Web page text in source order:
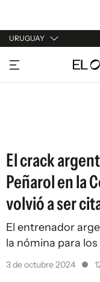
URUGUAY
URUGUAY
ARGENTINA
El crack
Peñarol en la
volvió a ser
El entrenador
la nómina para
3 de octubre 2024